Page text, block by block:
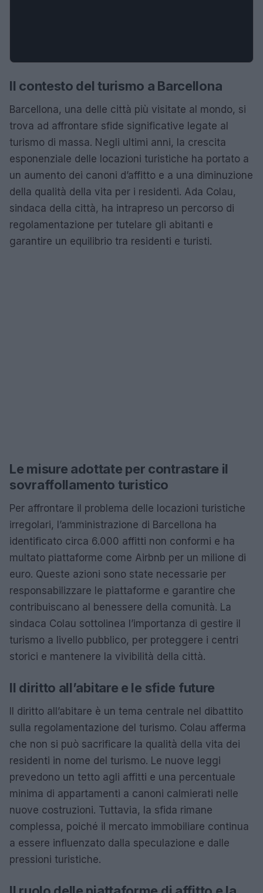
Il contesto del turismo a Barcellona
Barcellona, una delle città più visitate al mondo, si
trova ad affrontare sfide significative legate al
turismo di massa. Negli ultimi anni, la crescita
esponenziale delle locazioni turistiche ha portato a
un aumento dei canoni d’affitto e a una diminuzione
della qualità della vita per i residenti. Ada Colau,
sindaca della città, ha intrapreso un percorso di
regolamentazione per tutelare gli abitanti e
garantire un equilibrio tra residenti e turisti.
Le misure adottate per contrastare il
sovraffollamento turistico
Per affrontare il problema delle locazioni turistiche
irregolari, l’amministrazione di Barcellona ha
identificato circa 6.000 affitti non conformi e ha
multato piattaforme come Airbnb per un milione di
euro. Queste azioni sono state necessarie per
responsabilizzare le piattaforme e garantire che
contribuiscano al benessere della comunità. La
sindaca Colau sottolinea l’importanza di gestire il
turismo a livello pubblico, per proteggere i centri
storici e mantenere la vivibilità della città.
Il diritto all’abitare e le sfide future
Il diritto all’abitare è un tema centrale nel dibattito
sulla regolamentazione del turismo. Colau afferma
che non si può sacrificare la qualità della vita dei
residenti in nome del turismo. Le nuove leggi
prevedono un tetto agli affitti e una percentuale
minima di appartamenti a canoni calmierati nelle
nuove costruzioni. Tuttavia, la sfida rimane
complessa, poiché il mercato immobiliare continua
a essere influenzato dalla speculazione e dalle
pressioni turistiche.